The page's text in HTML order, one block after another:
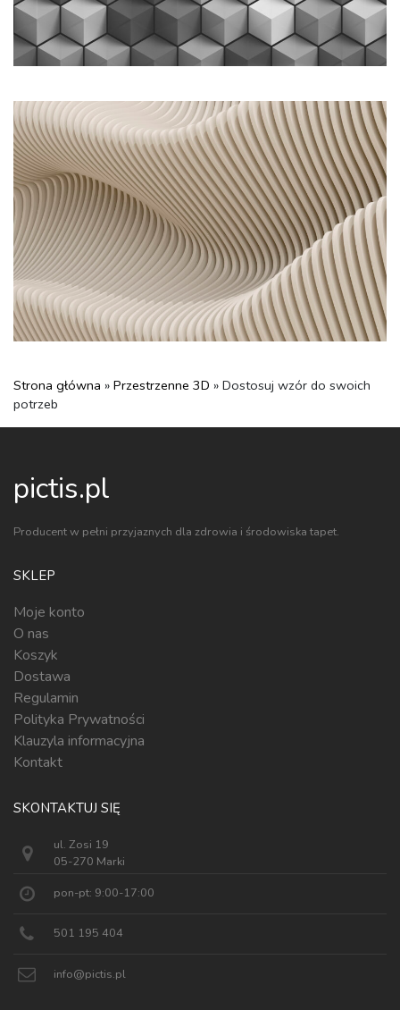
Strona główna » Przestrzenne 3D » Dostosuj wzór do swoich
potrzeb
pictis.pl
Producent w pełni przyjaznych dla zdrowia i środowiska tapet.
SKLEP
Moje konto
O nas
Koszyk
Dostawa
Regulamin
Polityka Prywatności
Klauzyla informacyjna
Kontakt
SKONTAKTUJ SIĘ
ul. Zosi 19
05-270 Marki
pon-pt: 9:00-17:00
501 195 404
info@pictis.pl